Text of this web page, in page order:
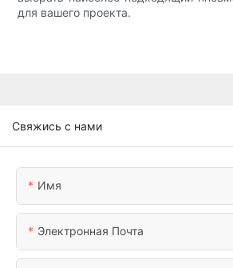
для вашего проекта.
Свяжись с нами
Имя
Электронная Почта